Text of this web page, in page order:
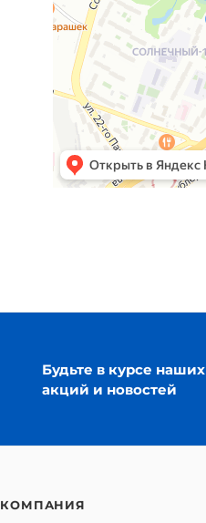
Будьте в курсе наших
акций и новостей
КОМПАНИЯ